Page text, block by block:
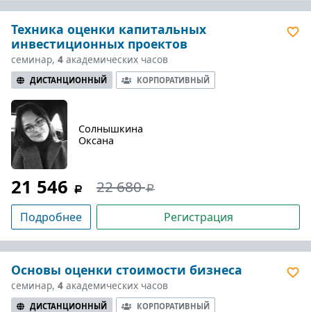
Техника оценки капитальных
инвестиционных проектов
семинар, 4 академических часов
ДИСТАНЦИОННЫЙ КОРПОРАТИВНЫЙ
Солнышкина
Оксана
21 546 22 680
Подробнее Регистрация
Основы оценки стоимости бизнеса
семинар, 4 академических часов
ДИСТАНЦИОННЫЙ КОРПОРАТИВНЫЙ